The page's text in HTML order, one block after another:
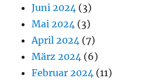
Juni 2024 (3)
Mai 2024 (3)
April 2024 (7)
März 2024 (6)
Februar 2024 (11)